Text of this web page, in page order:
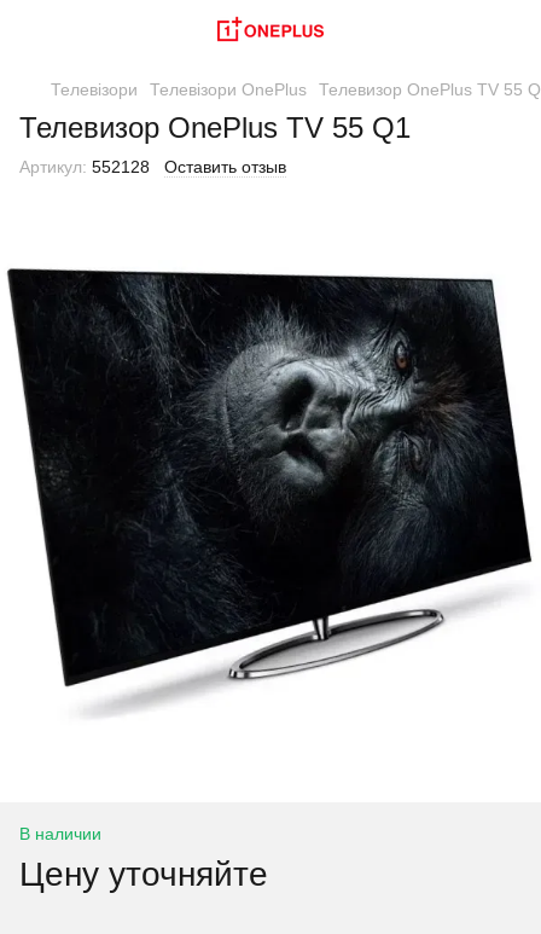
Телевізори Телевізори OnePlus Телевизор OnePlus TV 55
Телевизор OnePlus TV 55 Q1
Артикул: 552128 Оставить отзыв
В наличии
Цену уточняйте